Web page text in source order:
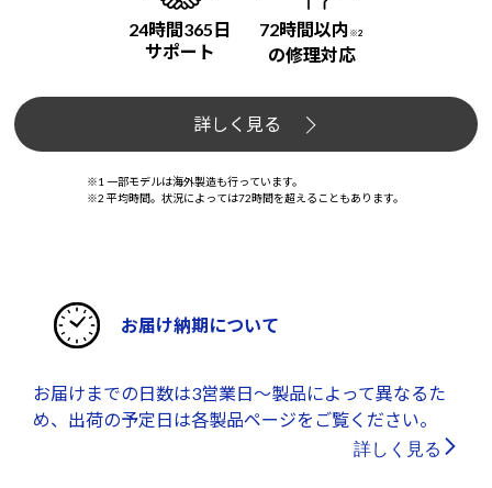
24時間365日
サポート
72時間以内 ※2
の修理対応
詳しく見る
※1 一部モデルは海外製造も行っています。
※2 平均時間。状況によっては72時間を超えることもあります。
お届け納期について
お届けまでの日数は3営業日～製品によって異なるた
め、出荷の予定日は各製品ページをご覧ください。
詳しく見る